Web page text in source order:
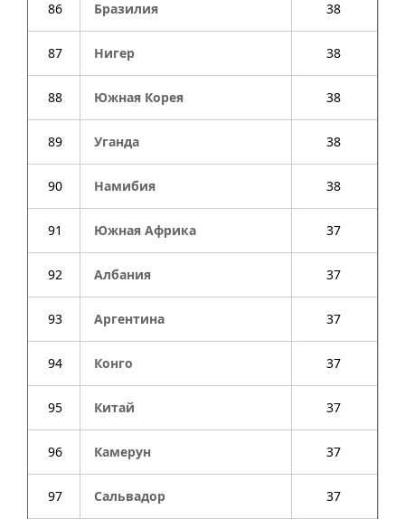
86 Бразилия 38
87 Нигер 38
88 Южная Корея 38
89 Уганда 38
90 Намибия 38
91 Южная Африка 37
92 Албания 37
93 Аргентина 37
94 Конго 37
95 Китай 37
96 Камерун 37
97 Сальвадор 37